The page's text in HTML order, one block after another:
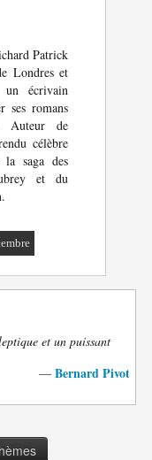
Patrick
Londres et
écrivain
ses romans
Auteur de
célèbre
la saga des
et du
et un puissant
— Bernard Pivot